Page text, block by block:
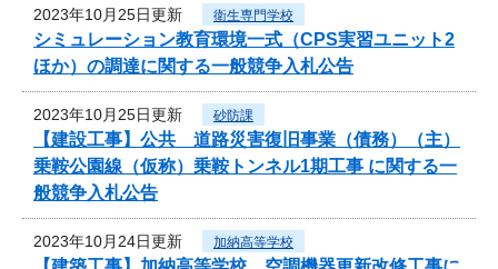
2023年10月25日更新 衛生専門学校
シミュレーション教育環境一式（CPS実習ユニット2
ほか）の調達に関する一般競争入札公告
2023年10月25日更新 砂防課
【建設工事】公共 道路災害復旧事業（債務）（主）
乗鞍公園線（仮称）乗鞍トンネル1期工事 に関する一
般競争入札公告
2023年10月24日更新 加納高等学校